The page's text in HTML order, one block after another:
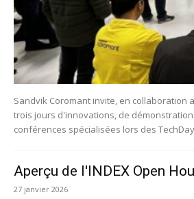
Sandvik Coromant invite, en collaboration
trois jours d'innovations, de
conférences spécialisées lors des
Aperçu de l'INDEX Open
27 janvier 2026